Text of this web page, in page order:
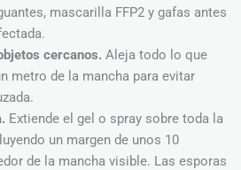
mascarilla FFP2 y gafas antes
cercanos. Aleja todo lo que
metro de la mancha para evitar
Extiende el gel o spray sobre toda la
un margen de unos 10
de la mancha visible. Las esporas